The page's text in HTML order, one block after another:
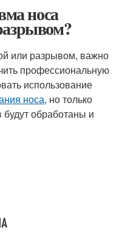
носа
или разрывом, важно
профессиональную
использование
носа, но только
будут обработаны и